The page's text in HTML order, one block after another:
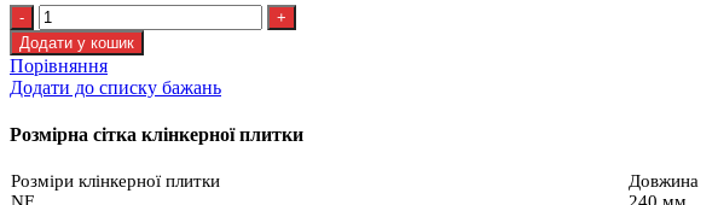
Kлінкерна
плитка
Feldhaus
R
763
NF14
кількість
Додати у кошик
Порівняння
Додати до списку бажань
Розмірна сітка клінкерної плитки
Розміри клінкерної плитки Довжина